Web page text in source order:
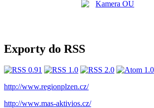
Exporty do RSS
http://www.regionplzen.cz/
http://www.mas-aktivios.cz/